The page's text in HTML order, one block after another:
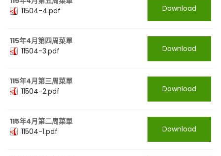
11504-4.pdf
Download
115年4月第四周菜單
11504-3.pdf
Download
115年4月第三周菜單
11504-2.pdf
Download
115年4月第二周菜單
11504-1.pdf
Download